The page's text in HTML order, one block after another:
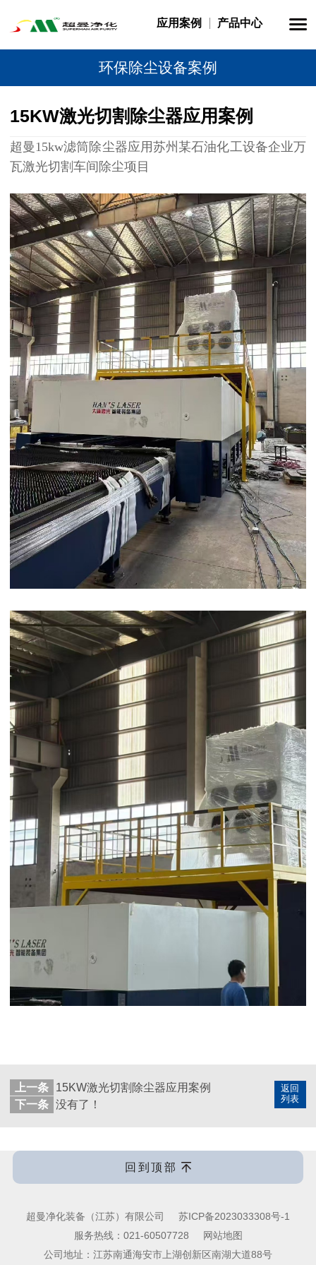
应用案例 产品中心
环保除尘设备案例
15KW激光切割除尘器应用案例
超曼15kw滤筒除尘器应用苏州某石油化工设备企业万
瓦激光切割车间除尘项目
返回
列表
上一条
15KW激光切割除尘器应用案例
下一条 没有了！
回到顶部
超曼净化装备（江苏）有限公司
苏ICP备2023033308号-1
服务热线： 021-60507728
网站地图
公司地址：江苏南通海安市上湖创新区南湖大道88号